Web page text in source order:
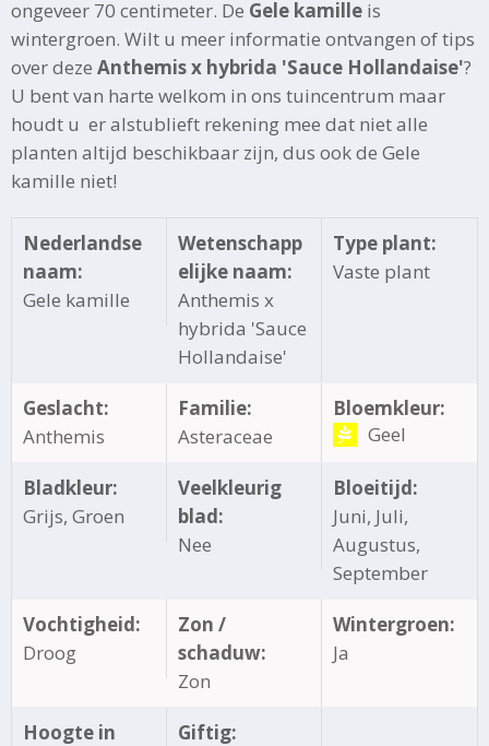
ongeveer 70 centimeter. De Gele kamille is
wintergroen. Wilt u meer informatie ontvangen of tips
over deze Anthemis x hybrida 'Sauce Hollandaise'?
U bent van harte welkom in ons tuincentrum maar
houdt u er alstublieft rekening mee dat niet alle
planten altijd beschikbaar zijn, dus ook de Gele
kamille niet!
Nederlandse
naam:
Gele kamille
Wetenschapp
elijke naam:
Anthemis x
hybrida 'Sauce
Hollandaise'
Type plant:
Vaste plant
Geslacht:
Anthemis
Familie:
Asteraceae
Bloemkleur:
Geel
Bladkleur:
Grijs, Groen
Veelkleurig
blad:
Nee
Bloeitijd:
Juni, Juli,
Augustus,
September
Vochtigheid:
Droog
Zon /
schaduw:
Zon
Wintergroen:
Ja
Hoogte in
Giftig: